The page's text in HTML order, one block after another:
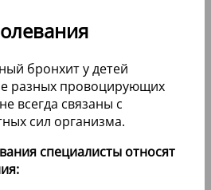
бронхит у детей
разных провоцирующих
всегда связаны с
сил организма.
специалисты относят